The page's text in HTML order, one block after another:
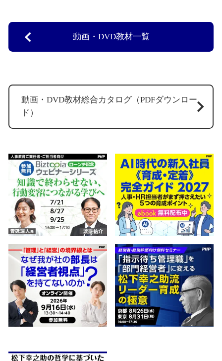
動画・DVD教材一覧
動画・DVD教材総合カタログ（PDFダウンロー
ド）